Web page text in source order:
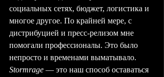
социальных сетях, бюджет, логистика и
многое другое. По крайней мере, с
дистрибуцией и пресс-релизом мне
помогали профессионалы. Это было
непросто и временами выматывало.
Stormrage — это наш способ оставаться